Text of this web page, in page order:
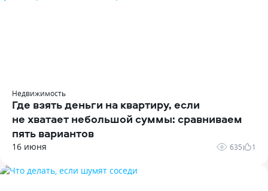
Недвижимость
Где взять деньги на квартиру, если
не хватает небольшой суммы: сравниваем
пять вариантов
16 июня 635 1